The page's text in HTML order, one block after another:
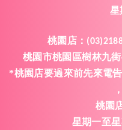
星
桃園店：
桃園市桃園區樹林九街
*桃園店要過來前先來電
，
桃園
星期一至